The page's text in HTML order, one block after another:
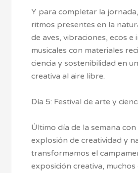
Y para completar la
ritmos presentes en la
de aves, vibraciones, ecos e
musicales con materiales
ciencia y sostenibilidad en
creativa al aire libre.
Día 5: Festival de arte y
Último día de la semana con
explosión de creatividad y
transformamos el
exposición creativa, muchos